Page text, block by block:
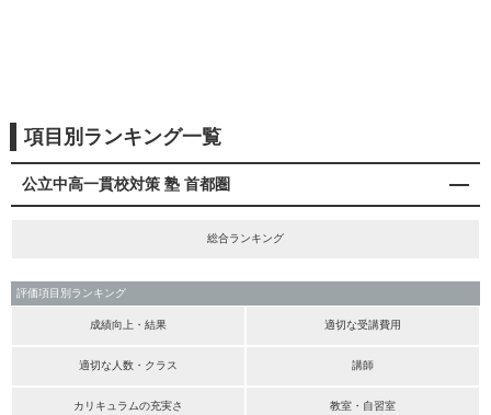
項目別ランキング一覧
公立中高一貫校対策 塾 首都圏
総合ランキング
評価項目別ランキング
成績向上・結果 適切な受講費用
適切な人数・クラス 講師
カリキュラムの充実さ 教室・自習室